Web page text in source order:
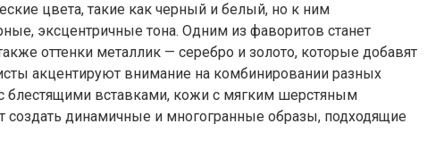
цвета, такие как черный и белый, но к ним
эксцентричные тона. Одним из фаворитов станет
оттенки металлик — серебро и золото, которые добавят
акцентируют внимание на комбинировании разных
блестящими вставками, кожи с мягким шерстяным
создать динамичные и многогранные образы, подходящие